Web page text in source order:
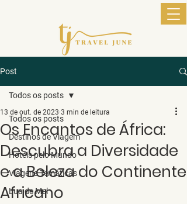
Post
Todos os posts
Destinos de Viagem
Hotéis pelo Mundo
Viagens Temáticas
Lua de Mel
Todos os posts
Os Encantos de África:
Descubra a Diversidade
e a Beleza do Continente
Africano
13 de out. de 2023 3 min de leitura